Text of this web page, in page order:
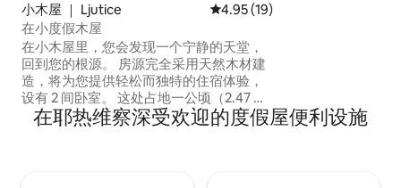
小木屋 ｜ Ljutice 平均评分 4.95 分（满分 5 分）
4.95 (19)
在小度假木屋
在小木屋里，您会发现一个宁静的天堂，
回到您的根源。 房源完全采用天然木材建
造，将为您提供轻松而独特的住宿体验，
设有 2 间卧室。 这处占地一公顷（2.47 英
亩）的房源四周环绕着草地和绿植，设有
围栏，维护良好。 您将拥有一个可以生
在耶热维察深受欢迎的度假屋便利设施